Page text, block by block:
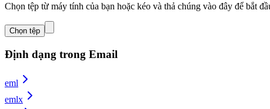
Chọn tệp từ máy tính của bạn hoặc kéo và thả chúng vào đây để bắt
Chọn tệp
Định dạng trong Email
eml
emlx